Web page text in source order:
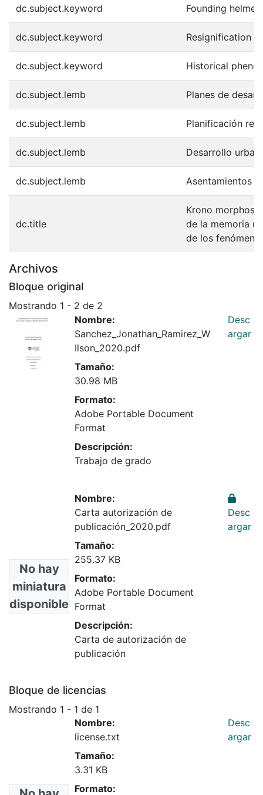
dc.subject.keyword Founding
dc.subject.keyword Resignification
dc.subject.keyword Historical
dc.subject.lemb Planes de
dc.subject.lemb Planificación
dc.subject.lemb Desarrollo
dc.subject.lemb Asentamientos
dc.title
Krono
de la memoria
de los
Archivos
Bloque original
Mostrando 1 - 2 de 2
Nombre:
Sanchez_Jonathan_Ramirez_W
Ilson_2020.pdf
Tamaño:
30.98 MB
Formato:
Adobe Portable Document
Format
Descripción:
Trabajo de grado
Desc
argar
No hay
miniatura
disponible
Nombre:
Carta autorización de
publicación_2020.pdf
Tamaño:
255.37 KB
Formato:
Adobe Portable Document
Format
Descripción:
Carta de autorización de
publicación
Desc
argar
Bloque de licencias
Mostrando 1 - 1 de 1
Nombre:
license.txt
Tamaño:
3.31 KB
Formato:
Desc
argar